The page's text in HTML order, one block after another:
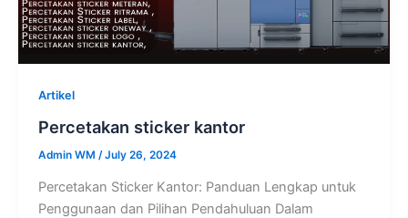
Artikel
Percetakan sticker kantor
Admin WM /July 26, 2024
Percetakan Sticker Kantor: Panduan Lengkap untuk
Penggunaan dan Pilihan Pendahuluan Dalam